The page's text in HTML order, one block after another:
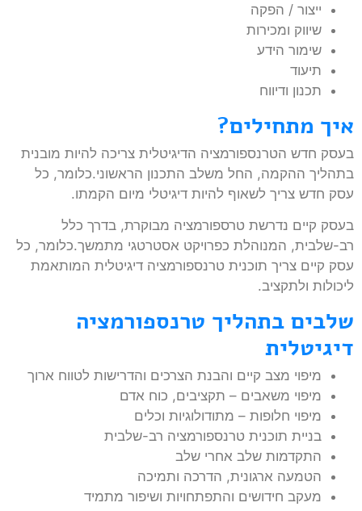
ייצור / הפקה
שיווק ומכירות
שימור הידע
תיעוד
תכנון ודיווח
איך מתחילים?
בעסק חדש הטרנספורמציה הדיגיטלית צריכה להיות מובנית
בתהליך ההקמה, החל משלב התכנון הראשוני.כלומר, כל
עסק חדש צריך לשאוף להיות דיגיטלי מיום הקמתו.
בעסק קיים נדרשת טרספורמציה מבוקרת, בדרך כלל
רב-שלבית, המנוהלת כפרויקט אסטרטגי מתמשך.כלומר, כל
עסק קיים צריך תוכנית טרנספורמציה דיגיטלית המותאמת
ליכולות ולתקציב.
שלבים בתהליך טרנספורמציה
דיגיטלית
מיפוי מצב קיים והבנת הצרכים והדרישות לטווח ארוך
מיפוי משאבים – תקציבים, כוח אדם
מיפוי חלופות – מתודולוגיות וכלים
בניית תוכנית טרנספורמציה רב-שלבית
התקדמות שלב אחרי שלב
הטמעה ארגונית, הדרכה ותמיכה
מעקב חידושים והתפתחויות ושיפור מתמיד